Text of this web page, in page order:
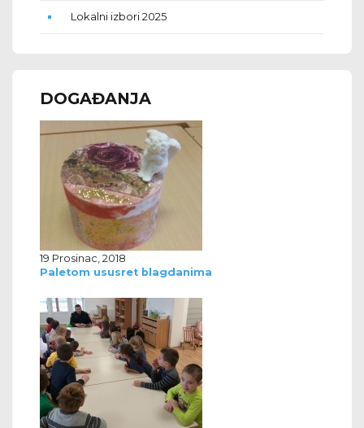
Lokalni izbori 2025
DOGAĐANJA
19 Prosinac, 2018
Paletom ususret blagdanima